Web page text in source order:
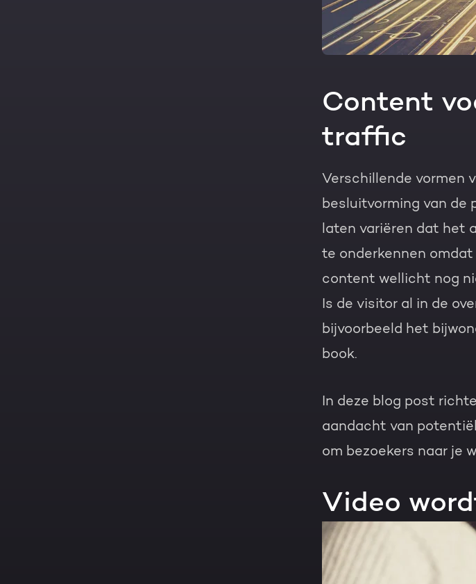
Content
traffic
Verschillende vormen
besluitvorming van de
laten variëren dat het
te onderkennen
content wellicht nog
Is de visitor al in de
bijvoorbeeld het
book.
In deze blog post
aandacht van
om bezoekers naar je
Video